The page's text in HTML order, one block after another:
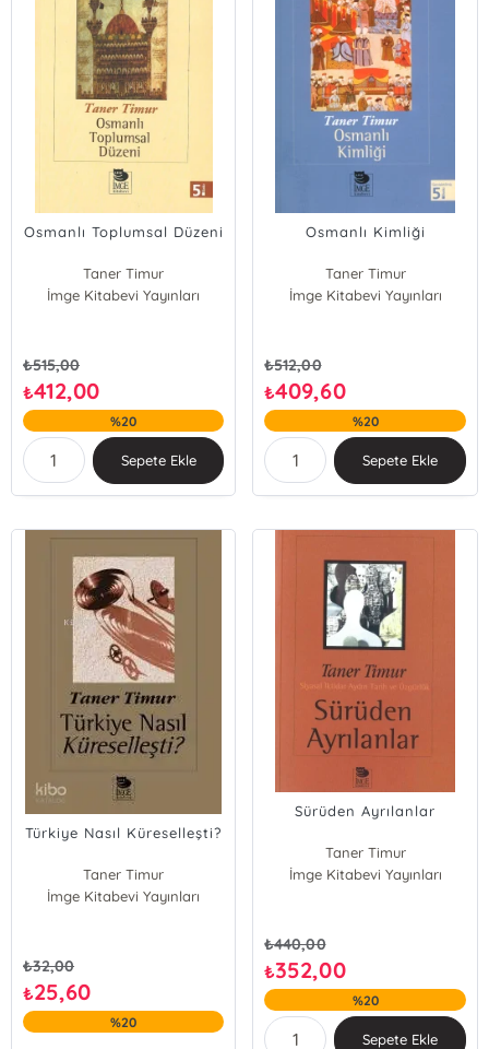
Osmanlı Toplumsal Düzeni
Taner Timur
İmge Kitabevi Yayınları
₺515,00
₺412,00
%20
Sepete Ekle
Osmanlı Kimliği
Taner Timur
İmge Kitabevi Yayınları
₺512,00
₺409,60
%20
Sepete Ekle
Türkiye Nasıl Küreselleşti?
Taner Timur
İmge Kitabevi Yayınları
₺32,00
₺25,60
%20
Sürüden Ayrılanlar
Taner Timur
İmge Kitabevi Yayınları
₺440,00
₺352,00
%20
Sepete Ekle